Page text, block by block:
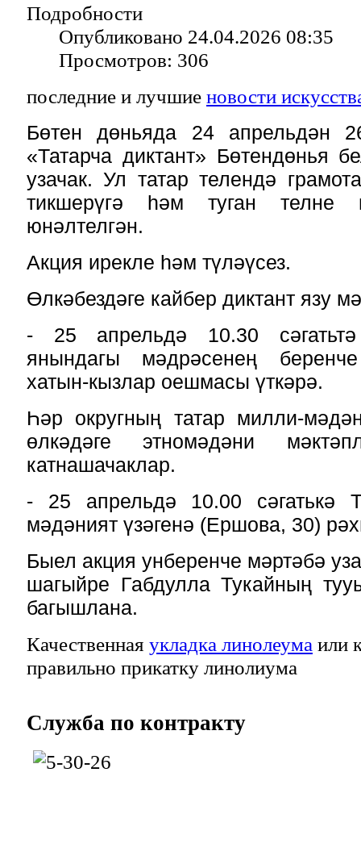
Подробности
Опубликовано 24.04.2026 08:35
Просмотров: 306
последние и лучшие новости
Бөтен дөньяда 24 апрельдән
«Татарча диктант» Бөтендөнья
узачак. Ул татар телендә
тикшерүгә һәм туган телне
юнәлтелгән.
Акция ирекле һәм түләүсез.
Өлкәбездәге кайбер диктант язу
- 25 апрельдә 10.30
янындагы мәдрәсенең
хатын-кызлар оешмасы үткәрә.
Һәр округның татар милли-
өлкәдәге этномәдәни
катнашачаклар.
- 25 апрельдә 10.00 сәгатькә
мәдәният үзәгенә (Ершова, 30)
Быел акция унберенче мәртәбә
шагыйре Габдулла Тукайның
багышлана.
Качественная укладка линолеума или
правильно прикатку линолиума
Служба по контракту